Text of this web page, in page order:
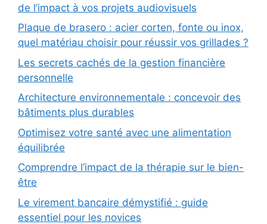
de l’impact à vos projets audiovisuels
Plaque de brasero : acier corten, fonte ou inox,
quel matériau choisir pour réussir vos grillades ?
Les secrets cachés de la gestion financière
personnelle
Architecture environnementale : concevoir des
bâtiments plus durables
Optimisez votre santé avec une alimentation
équilibrée
Comprendre l’impact de la thérapie sur le bien-
être
Le virement bancaire démystifié : guide
essentiel pour les novices